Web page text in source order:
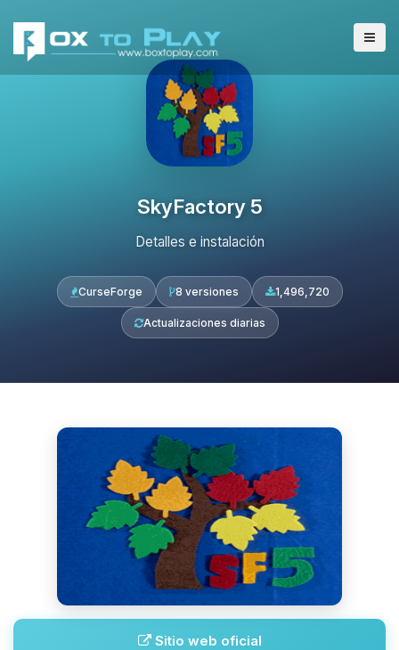
SkyFactory 5
Detalles e instalación
CurseForge 8 versiones 1,496,720
Actualizaciones diarias
Sitio web oficial